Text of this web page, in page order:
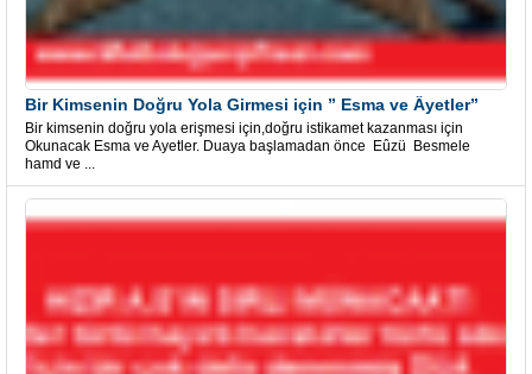
Bir Kimsenin Doğru Yola Girmesi için ” Esma ve Âyetler”
Bir kimsenin doğru yola erişmesi için,doğru istikamet kazanması için
Okunacak Esma ve Ayetler. Duaya başlamadan önce Eûzü Besmele
hamd ve ...